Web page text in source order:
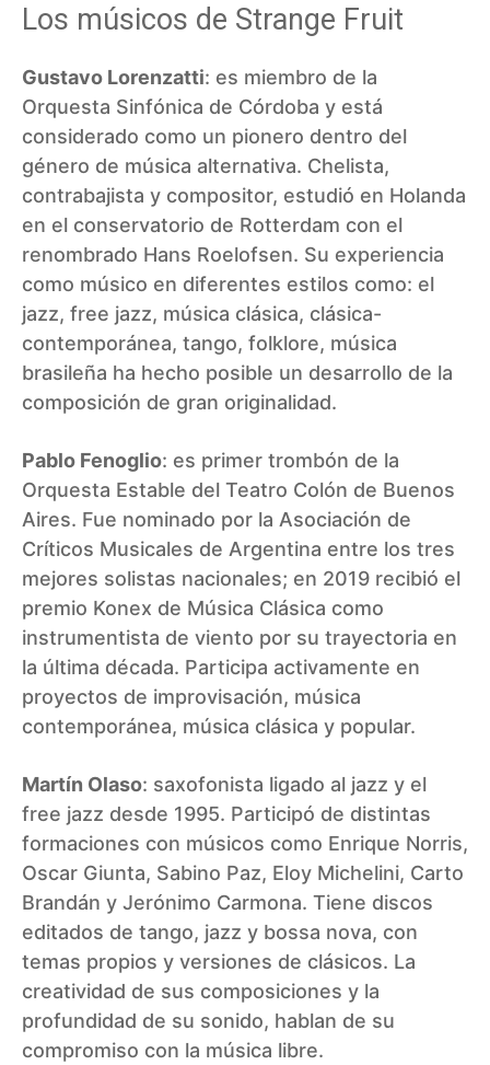
Los músicos de Strange Fruit
Gustavo Lorenzatti: es miembro de la
Orquesta Sinfónica de Córdoba y está
considerado como un pionero dentro del
género de música alternativa. Chelista,
contrabajista y compositor, estudió en Holanda
en el conservatorio de Rotterdam con el
renombrado Hans Roelofsen. Su experiencia
como músico en diferentes estilos como: el
jazz, free jazz, música clásica, clásica-
contemporánea, tango, folklore, música
brasileña ha hecho posible un desarrollo de la
composición de gran originalidad.
Pablo Fenoglio: es primer trombón de la
Orquesta Estable del Teatro Colón de Buenos
Aires. Fue nominado por la Asociación de
Críticos Musicales de Argentina entre los tres
mejores solistas nacionales; en 2019 recibió el
premio Konex de Música Clásica como
instrumentista de viento por su trayectoria en
la última década. Participa activamente en
proyectos de improvisación, música
contemporánea, música clásica y popular.
Martín Olaso: saxofonista ligado al jazz y el
free jazz desde 1995. Participó de distintas
formaciones con músicos como Enrique Norris,
Oscar Giunta, Sabino Paz, Eloy Michelini, Carto
Brandán y Jerónimo Carmona. Tiene discos
editados de tango, jazz y bossa nova, con
temas propios y versiones de clásicos. La
creatividad de sus composiciones y la
profundidad de su sonido, hablan de su
compromiso con la música libre.